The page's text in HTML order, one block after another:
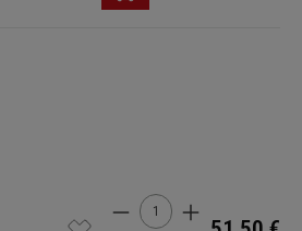
Produkt Anzahl: